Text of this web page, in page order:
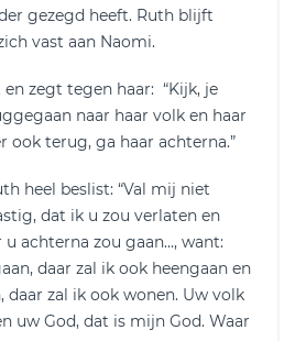
gezegd heeft. Ruth blijft
vast aan Naomi.
zegt tegen haar: “Kijk, je
naar haar volk en haar
ook terug, ga haar achterna.”
heel beslist: “Val mij niet
dat ik u zou verlaten en
achterna zou gaan…, want:
daar zal ik ook heengaan en
daar zal ik ook wonen. Uw volk
uw God, dat is mijn God. Waar